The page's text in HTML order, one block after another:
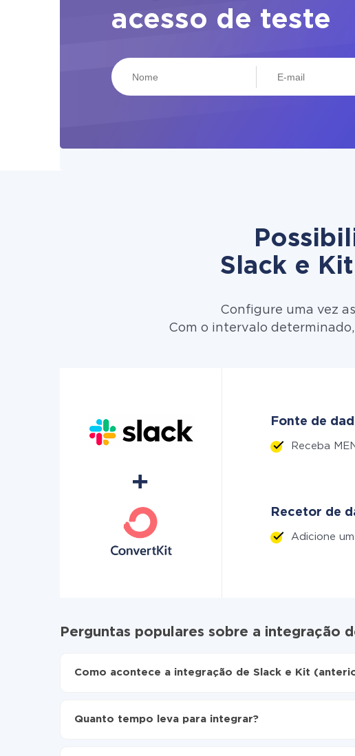
acesso de teste
Slack e
Configure uma vez
Com o intervalo
Fonte de
Receba
Recetor de
Adicione
Perguntas populares sobre a integração
Como acontece a integração de Slack e Kit
Ative a atualização automática
Quanto tempo leva para integrar?